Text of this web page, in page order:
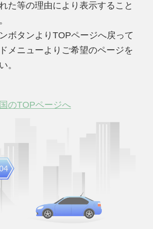
た等の理由により表示すること
ボタンよりTOPページへ戻って
メニューよりご希望のページを
。
のTOPページへ